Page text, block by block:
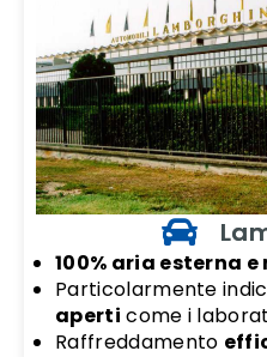
100% aria esterna
Particolarmente
aperti come i
Raffreddamento